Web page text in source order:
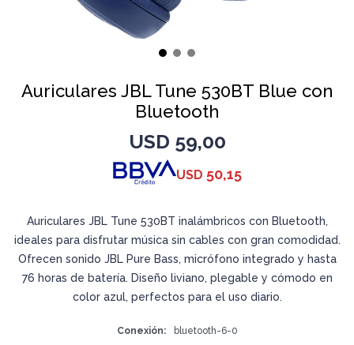
Auriculares JBL Tune 530BT Blue con
Bluetooth
USD 59,00
USD 50,15
Auriculares JBL Tune 530BT inalámbricos con Bluetooth,
ideales para disfrutar música sin cables con gran comodidad.
Ofrecen sonido JBL Pure Bass, micrófono integrado y hasta
76 horas de batería. Diseño liviano, plegable y cómodo en
color azul, perfectos para el uso diario.
Conexión
bluetooth-6-0